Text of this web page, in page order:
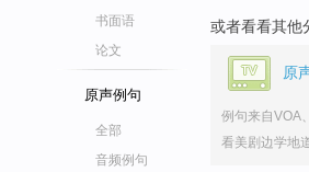
书面语
论文
原声例句
全部
音频例句
或者看看其他
原
例句来自VOA
看美剧边学地